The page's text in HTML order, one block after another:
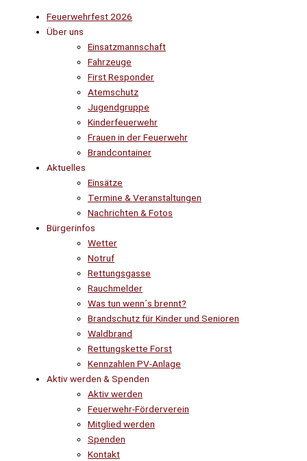
Feuerwehrfest 2026
Über uns
Einsatzmannschaft
Fahrzeuge
First Responder
Atemschutz
Jugendgruppe
Kinderfeuerwehr
Frauen in der Feuerwehr
Brandcontainer
Aktuelles
Einsätze
Termine & Veranstaltungen
Nachrichten & Fotos
Bürgerinfos
Wetter
Notruf
Rettungsgasse
Rauchmelder
Was tun wenn´s brennt?
Brandschutz für Kinder und Senioren
Waldbrand
Rettungskette Forst
Kennzahlen PV-Anlage
Aktiv werden & Spenden
Aktiv werden
Feuerwehr-Förderverein
Mitglied werden
Spenden
Kontakt